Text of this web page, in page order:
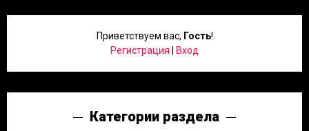
Приветствуем вас, Гость!
Регистрация
Вход
Категории раздела